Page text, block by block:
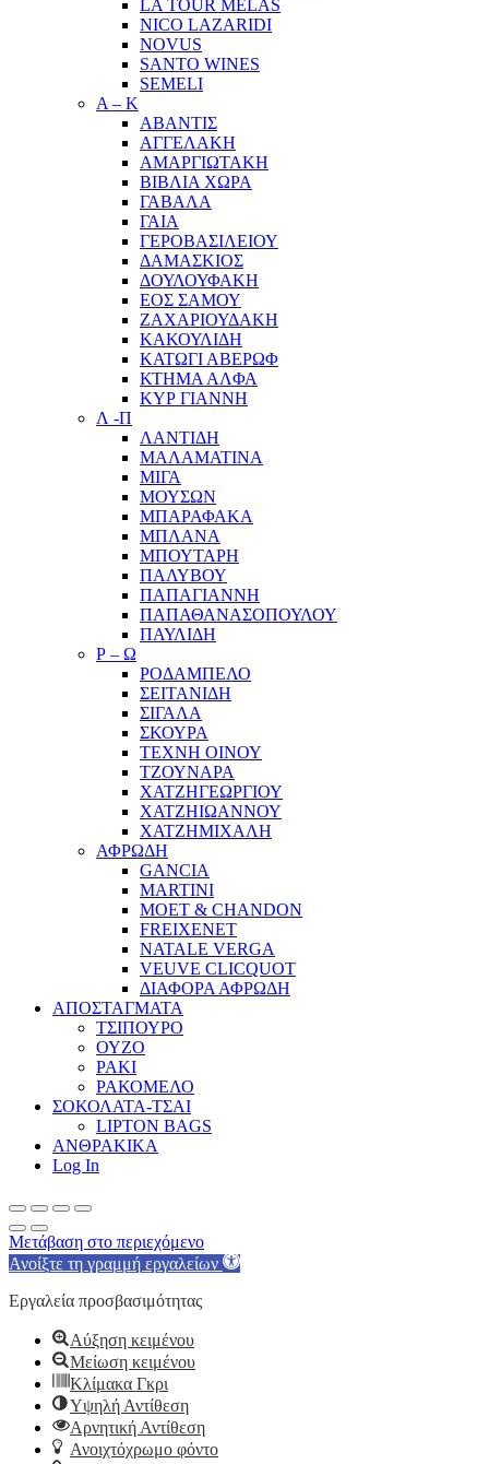
LA TOUR MELAS
NICO LAZARIDI
NOVUS
SANTO WINES
SEMELI
Α – Κ
ΑΒΑΝΤΙΣ
ΑΓΓΕΛΑΚΗ
ΑΜΑΡΓΙΩΤΑΚΗ
ΒΙΒΛΙΑ ΧΩΡΑ
ΓΑΒΑΛΑ
ΓΑΙΑ
ΓΕΡΟΒΑΣΙΛΕΙΟΥ
ΔΑΜΑΣΚΙΟΣ
ΔΟΥΛΟΥΦΑΚΗ
ΕΟΣ ΣΑΜΟΥ
ΖΑΧΑΡΙΟΥΔΑΚΗ
ΚΑΚΟΥΛΙΔΗ
ΚΑΤΩΓΙ ΑΒΕΡΩΦ
ΚΤΗΜΑ ΑΛΦΑ
ΚΥΡ ΓΙΑΝΝΗ
Λ -Π
ΛΑΝΤΙΔΗ
ΜΑΛΑΜΑΤΙΝΑ
ΜΙΓΑ
ΜΟΥΣΩΝ
ΜΠΑΡΑΦΑΚΑ
ΜΠΛΑΝΑ
ΜΠΟΥΤΑΡΗ
ΠΑΛΥΒΟΥ
ΠΑΠΑΓΙΑΝΝΗ
ΠΑΠΑΘΑΝΑΣΟΠΟΥΛΟΥ
ΠΑΥΛΙΔΗ
Ρ – Ω
ΡΟΔΑΜΠΕΛΟ
ΣΕΙΤΑΝΙΔΗ
ΣΙΓΑΛΑ
ΣΚΟΥΡΑ
ΤΕΧΝΗ ΟΙΝΟΥ
ΤΖΟΥΝΑΡΑ
ΧΑΤΖΗΓΕΩΡΓΙΟΥ
ΧΑΤΖΗΙΩΑΝΝΟΥ
ΧΑΤΖΗΜΙΧΑΛΗ
ΑΦΡΩΔΗ
GANCIA
MARTINI
MOET & CHANDON
FREIXENET
NATALE VERGA
VEUVE CLICQUOT
ΔΙΑΦΟΡΑ ΑΦΡΩΔΗ
ΑΠΟΣΤΑΓΜΑΤΑ
ΤΣΙΠΟΥΡΟ
ΟΥΖΟ
ΡΑΚΙ
ΡΑΚΟΜΕΛΟ
ΣΟΚΟΛΑΤΑ-ΤΣΑΙ
LIPTON BAGS
ΑΝΘΡΑΚΙΚΑ
Log In
Μετάβαση στο περιεχόμενο
Ανοίξτε τη γραμμή εργαλείων
Εργαλεία προσβασιμότητας
Αύξηση κειμένου
Μείωση κειμένου
Κλίμακα Γκρι
Υψηλή Αντίθεση
Αρνητική Αντίθεση
Ανοιχτόχρωμο φόντο